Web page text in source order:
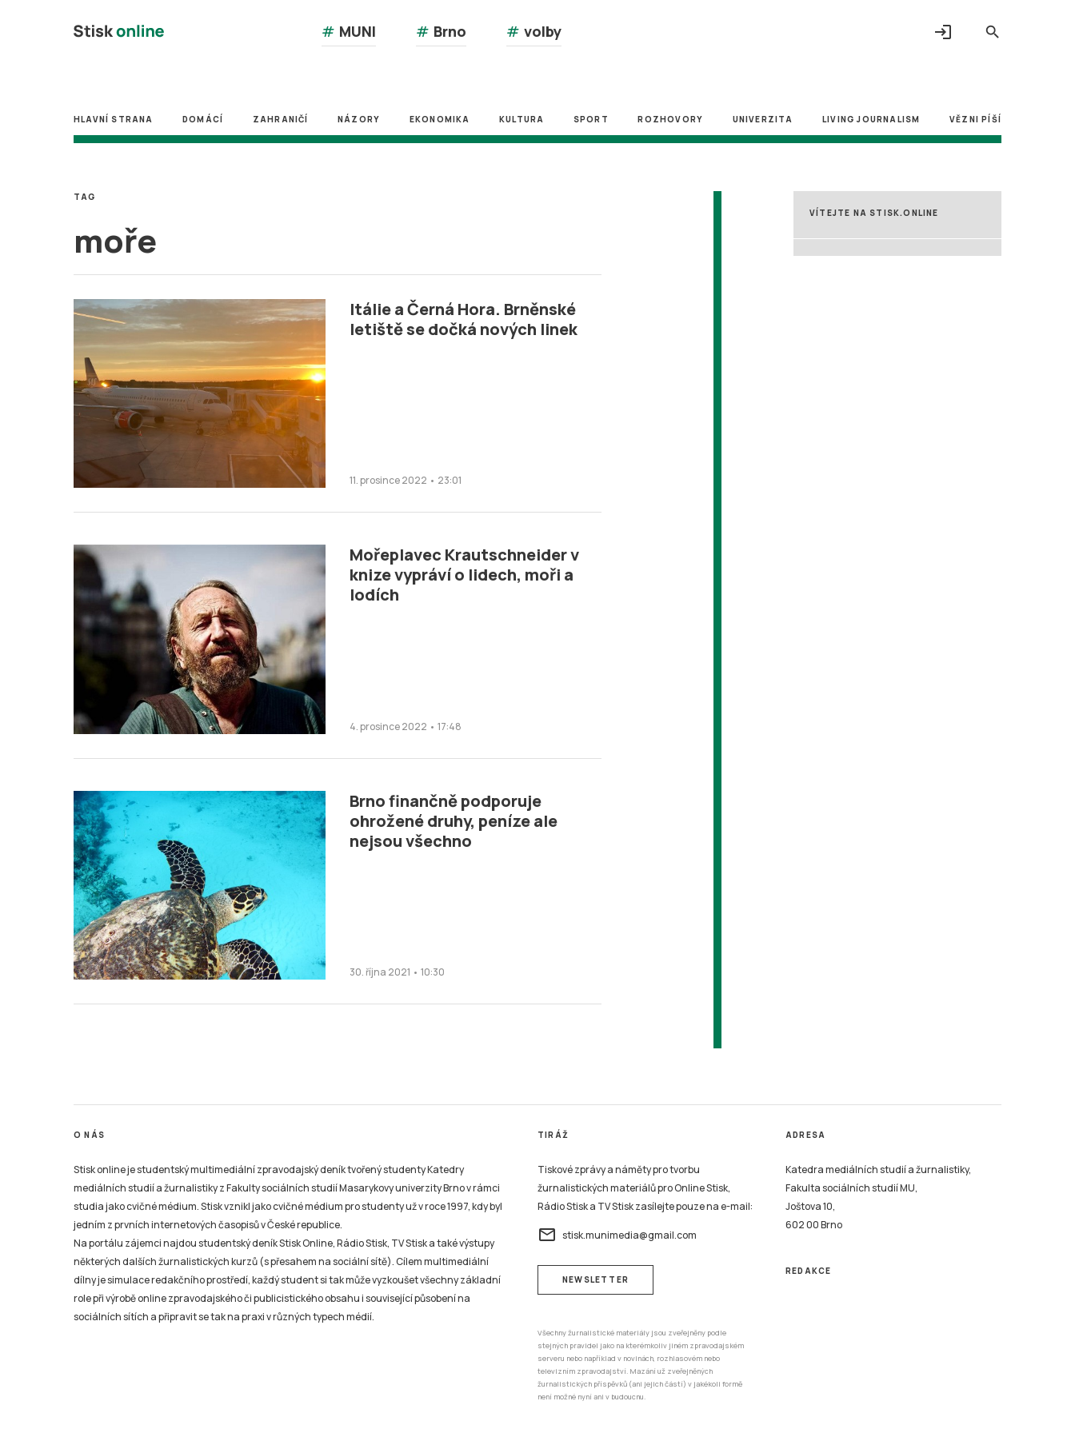
search
# MUNI # Brno # volby login
HLAVNÍ STRANA DOMÁCÍ ZAHRANIČÍ NÁZORY EKONOMIKA KULTURA SPORT ROZHOVORY UNIVERZITA LIVING JOURNALISM VĚZNI PÍŠÍ
moře
TAG
Itálie a Černá Hora. Brněnské
letiště se dočká nových linek
11. prosince 2022 • 23:01
Mořeplavec Krautschneider v
knize vypráví o lidech, moři a
lodích
4. prosince 2022 • 17:48
Brno finančně podporuje
ohrožené druhy, peníze ale
nejsou všechno
30. října 2021 • 10:30
VÍTEJTE NA STISK.ONLINE
O NÁS
Stisk online je studentský multimediální zpravodajský deník tvořený studenty Katedry
mediálních studií a žurnalistiky z Fakulty sociálních studií Masarykovy univerzity Brno v rámci
studia jako cvičné médium. Stisk vznikl jako cvičné médium pro studenty už v roce 1997, kdy byl
jedním z prvních internetových časopisů v České republice.
Na portálu zájemci najdou studentský deník Stisk Online, Rádio Stisk, TV Stisk a také výstupy
některých dalších žurnalistických kurzů (s přesahem na sociální sítě). Cílem multimediální
dílny je simulace redakčního prostředí, každý student si tak může vyzkoušet všechny základní
role při výrobě online zpravodajského či publicistického obsahu i související působení na
sociálních sítích a připravit se tak na praxi v různých typech médií.
TIRÁŽ
Tiskové zprávy a náměty pro tvorbu
žurnalistických materiálů pro Online Stisk,
Rádio Stisk a TV Stisk zasílejte pouze na e-mail:
email stisk.munimedia@gmail.com
NEWSLETTER
Všechny žurnalistické materiály jsou zveřejněny podle
stejných pravidel jako na kterémkoliv jiném zpravodajském
serveru nebo například v novinách, rozhlasovém nebo
televizním zpravodajství. Mazání už zveřejněných
žurnalistických příspěvků (ani jejich částí) v jakékoli formě
není možné nyní ani v budoucnu.
ADRESA
Katedra mediálních studií a žurnalistiky,
Fakulta sociálních studií MU,
Joštova 10,
602 00 Brno
REDAKCE